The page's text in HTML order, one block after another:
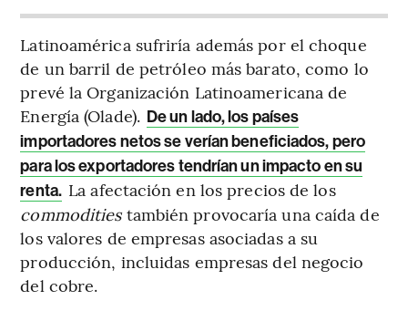
Latinoamérica sufriría además por el choque
de un barril de petróleo más barato, como lo
prevé la Organización Latinoamericana de
Energía (Olade). De un lado, los países
importadores netos se verían beneficiados, pero
para los exportadores tendrían un impacto en su
renta. La afectación en los precios de los
commodities también provocaría una caída de
los valores de empresas asociadas a su
producción, incluidas empresas del negocio
del cobre.